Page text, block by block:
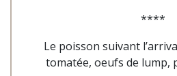
****
Le poisson suivant
tomatée, oeufs de lump,